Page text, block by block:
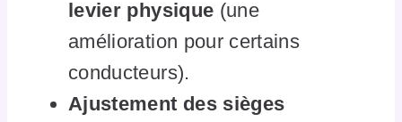
levier physique (une
amélioration pour certains
conducteurs).
Ajustement des sièges